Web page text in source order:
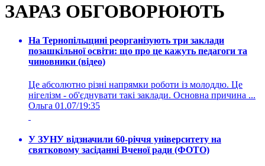
ЗАРАЗ ОБГОВОРЮЮТЬ
На Тернопільщині реорганізують три заклади
позашкільної освіти: що про це кажуть педагоги та
чиновники (відео)
Це абсолютно різні напрямки роботи із молоддю. Це
нігелізм - об'єднувати такі заклади. Основна причина ...
Ольга 01.07/19:35
У ЗУНУ відзначили 60-річчя університету на
святковому засіданні Вченої ради (ФОТО)